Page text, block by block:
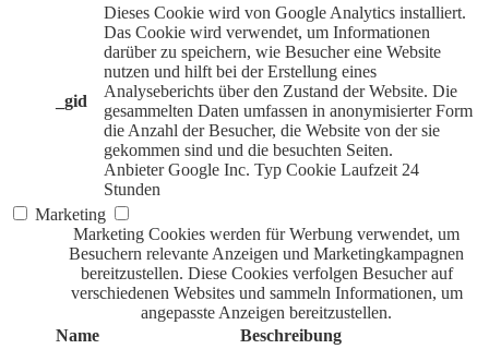
_gid
Dieses Cookie wird von Google Analytics installiert.
Das Cookie wird verwendet, um Informationen
darüber zu speichern, wie Besucher eine Website
nutzen und hilft bei der Erstellung eines
Analyseberichts über den Zustand der Website. Die
gesammelten Daten umfassen in anonymisierter Form
die Anzahl der Besucher, die Website von der sie
gekommen sind und die besuchten Seiten.
Anbieter Google Inc. Typ Cookie Laufzeit 24
Stunden
Marketing
Marketing Cookies werden für Werbung verwendet, um
Besuchern relevante Anzeigen und Marketingkampagnen
bereitzustellen. Diese Cookies verfolgen Besucher auf
verschiedenen Websites und sammeln Informationen, um
angepasste Anzeigen bereitzustellen.
Name
Beschreibung